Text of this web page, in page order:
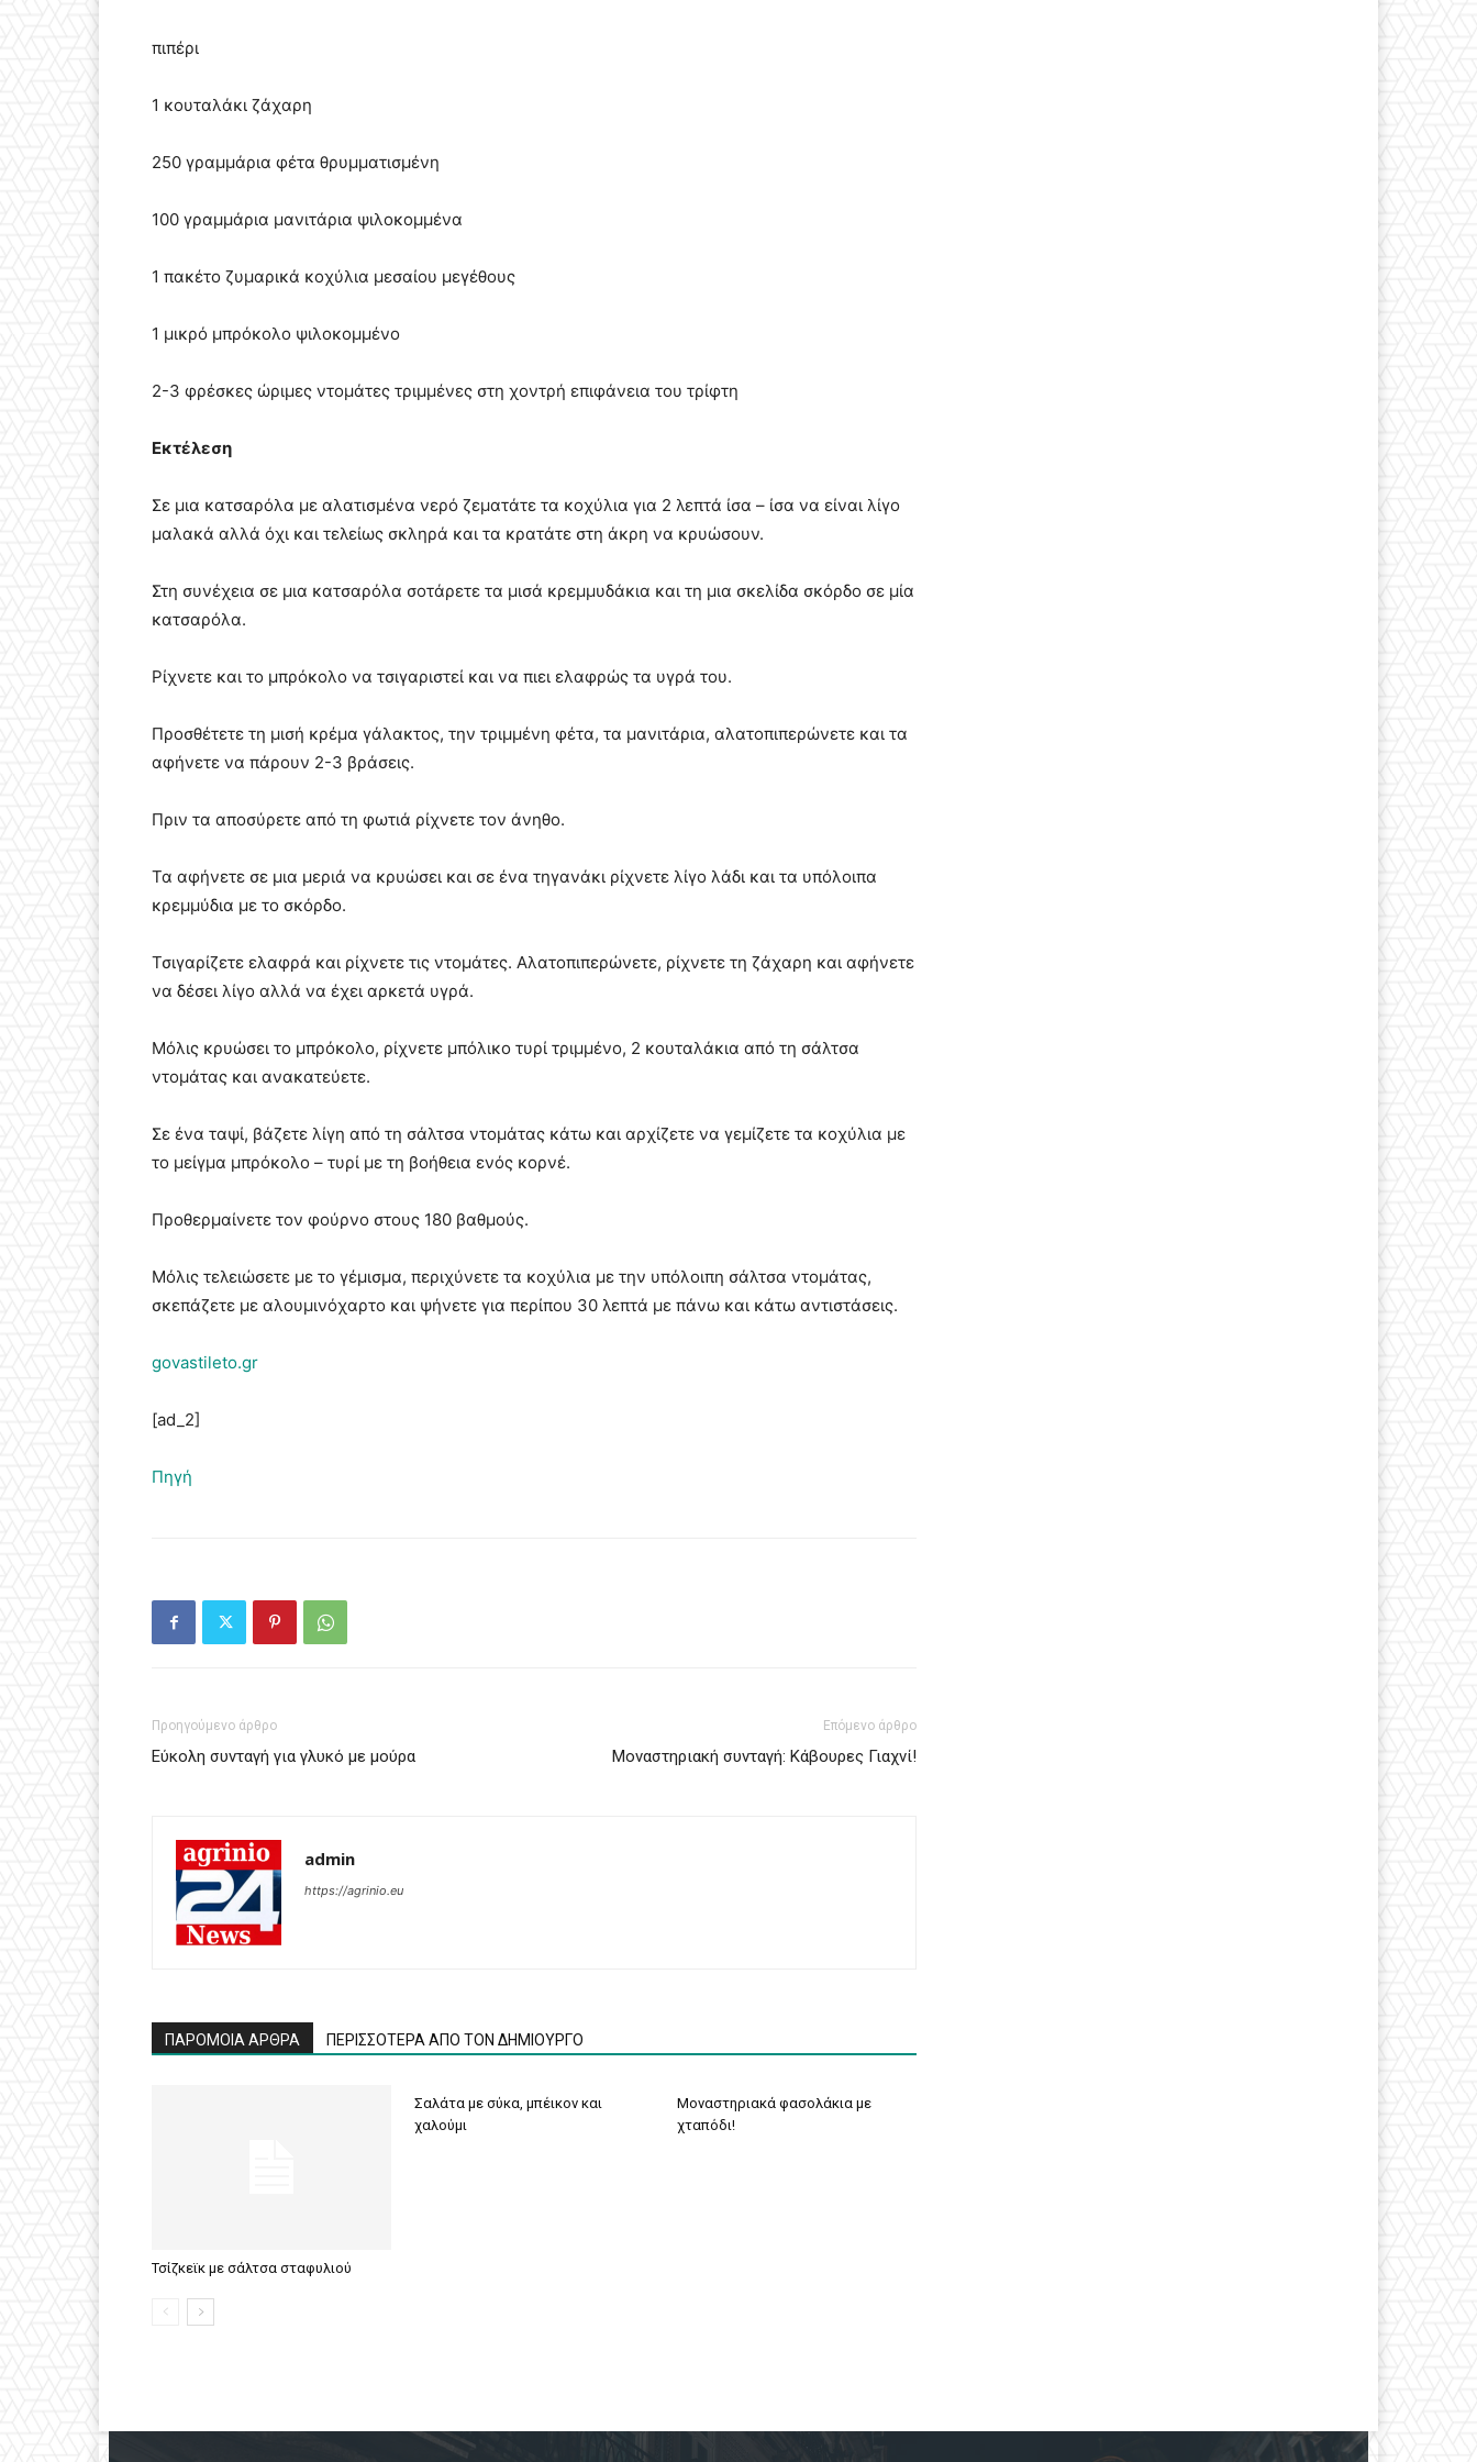
πιπέρι
1 κουταλάκι ζάχαρη
250 γραμμάρια φέτα θρυμματισμένη
100 γραμμάρια μανιτάρια ψιλοκομμένα
1 πακέτο ζυμαρικά κοχύλια μεσαίου μεγέθους
1 μικρό μπρόκολο ψιλοκομμένο
2-3 φρέσκες ώριμες ντομάτες τριμμένες στη χοντρή επιφάνεια του τρίφτη
Εκτέλεση
Σε μια κατσαρόλα με αλατισμένα νερό ζεματάτε τα κοχύλια για 2 λεπτά ίσα – ίσα να είναι λίγο
μαλακά αλλά όχι και τελείως σκληρά και τα κρατάτε στη άκρη να κρυώσουν.
Στη συνέχεια σε μια κατσαρόλα σοτάρετε τα μισά κρεμμυδάκια και τη μια σκελίδα σκόρδο σε μία
κατσαρόλα.
Ρίχνετε και το μπρόκολο να τσιγαριστεί και να πιει ελαφρώς τα υγρά του.
Προσθέτετε τη μισή κρέμα γάλακτος, την τριμμένη φέτα, τα μανιτάρια, αλατοπιπερώνετε και τα
αφήνετε να πάρουν 2-3 βράσεις.
Πριν τα αποσύρετε από τη φωτιά ρίχνετε τον άνηθο.
Τα αφήνετε σε μια μεριά να κρυώσει και σε ένα τηγανάκι ρίχνετε λίγο λάδι και τα υπόλοιπα
κρεμμύδια με το σκόρδο.
Τσιγαρίζετε ελαφρά και ρίχνετε τις ντομάτες. Αλατοπιπερώνετε, ρίχνετε τη ζάχαρη και αφήνετε
να δέσει λίγο αλλά να έχει αρκετά υγρά.
Μόλις κρυώσει το μπρόκολο, ρίχνετε μπόλικο τυρί τριμμένο, 2 κουταλάκια από τη σάλτσα
ντομάτας και ανακατεύετε.
Σε ένα ταψί, βάζετε λίγη από τη σάλτσα ντομάτας κάτω και αρχίζετε να γεμίζετε τα κοχύλια με
το μείγμα μπρόκολο – τυρί με τη βοήθεια ενός κορνέ.
Προθερμαίνετε τον φούρνο στους 180 βαθμούς.
Μόλις τελειώσετε με το γέμισμα, περιχύνετε τα κοχύλια με την υπόλοιπη σάλτσα ντομάτας,
σκεπάζετε με αλουμινόχαρτο και ψήνετε για περίπου 30 λεπτά με πάνω και κάτω αντιστάσεις.
govastileto.gr
[ad_2]
Πηγή
Προηγούμενο άρθρο
Εύκολη συνταγή για γλυκό με μούρα
Επόμενο άρθρο
Μοναστηριακή συνταγή: Κάβουρες Γιαχνί!
admin
https://agrinio.eu
ΠΑΡΟΜΟΙΑ ΑΡΘΡΑ ΠΕΡΙΣΣΟΤΕΡΑ ΑΠΟ ΤΟΝ ΔΗΜΙΟΥΡΓΟ
Τσίζκεϊκ με σάλτσα σταφυλιού
Σαλάτα με σύκα, μπέικον και
χαλούμι
Μοναστηριακά φασολάκια με
χταπόδι!